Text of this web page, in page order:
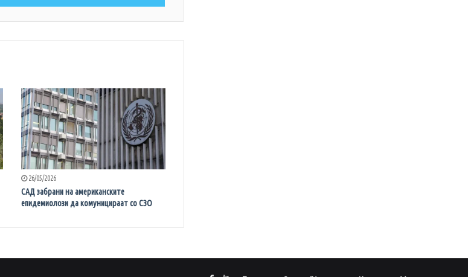
26/05/2026
САД забрани на американските
епидемиолози да комуницираат со СЗО